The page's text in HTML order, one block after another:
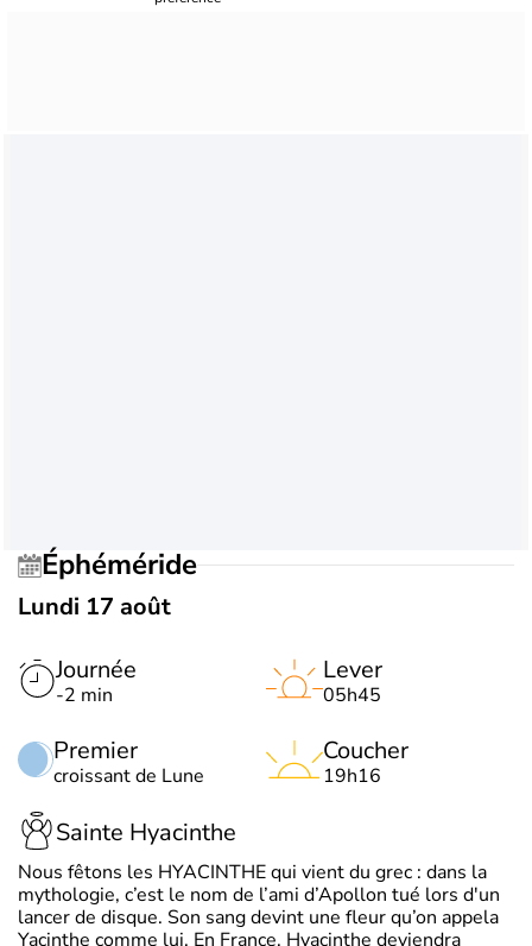
Éphéméride
Lundi 17 août
Journée
-2 min
Premier
croissant de Lune
Lever
05h45
Coucher
19h16
Sainte Hyacinthe
Nous fêtons les HYACINTHE qui vient du grec : dans la
mythologie, c’est le nom de l’ami d’Apollon tué lors d'un
lancer de disque. Son sang devint une fleur qu’on appela
Yacinthe comme lui. En France, Hyacinthe deviendra